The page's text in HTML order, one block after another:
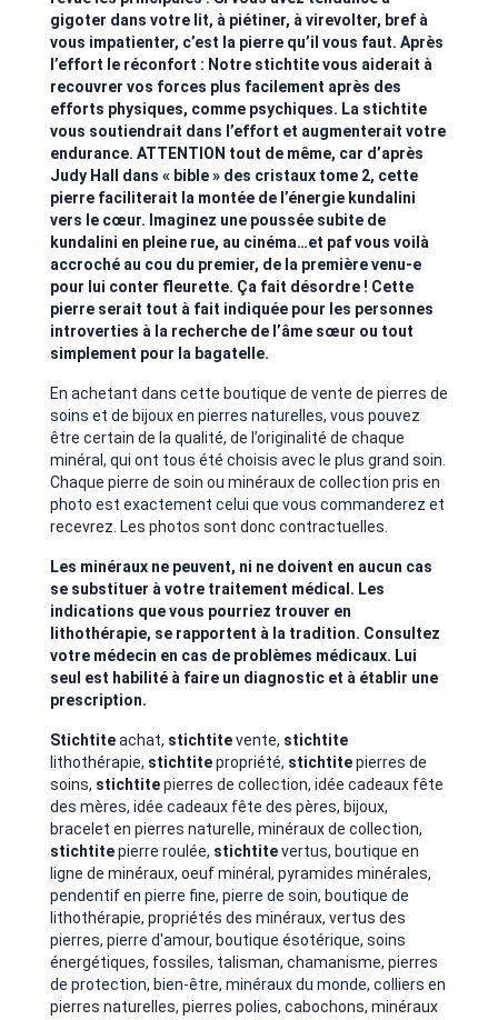
gigoter dans votre lit, à piétiner, à virevolter, bref à
vous impatienter, c’est la pierre qu’il vous faut. Après
l’effort le réconfort : Notre stichtite vous aiderait à
recouvrer vos forces plus facilement après des
efforts physiques, comme psychiques. La stichtite
vous soutiendrait dans l’effort et augmenterait votre
endurance. ATTENTION tout de même, car d’après
Judy Hall dans « bible » des cristaux tome 2, cette
pierre faciliterait la montée de l’énergie kundalini
vers le cœur. Imaginez une poussée subite de
kundalini en pleine rue, au cinéma…et paf vous voilà
accroché au cou du premier, de la première venu-e
pour lui conter fleurette. Ça fait désordre ! Cette
pierre serait tout à fait indiquée pour les personnes
introverties à la recherche de l’âme sœur ou tout
simplement pour la bagatelle.
En achetant dans cette boutique de vente de pierres de
soins et de bijoux en pierres naturelles, vous pouvez
être certain de la qualité, de l’originalité de chaque
minéral, qui ont tous été choisis avec le plus grand soin.
Chaque pierre de soin ou minéraux de collection pris en
photo est exactement celui que vous commanderez et
recevrez. Les photos sont donc contractuelles.
Les minéraux ne peuvent, ni ne doivent en aucun cas
se substituer à votre traitement médical. Les
indications que vous pourriez trouver en
lithothérapie, se rapportent à la tradition. Consultez
votre médecin en cas de problèmes médicaux. Lui
seul est habilité à faire un diagnostic et à établir une
prescription.
Stichtiteachat, stichtitevente, stichtite
lithothérapie, stichtitepropriété, stichtitepierres de
soins, stichtitepierres de collection, idée cadeaux fête
des mères, idée cadeaux fête des pères, bijoux,
bracelet en pierres naturelle, minéraux de collection,
stichtitepierre roulée, stichtitevertus, boutique en
ligne de minéraux, oeuf minéral, pyramides minérales,
pendentif en pierre fine, pierre de soin, boutique de
lithothérapie, propriétés des minéraux, vertus des
pierres, pierre d'amour, boutique ésotérique, soins
énergétiques, fossiles, talisman, chamanisme, pierres
de protection, bien-être, minéraux du monde, colliers en
pierres naturelles, pierres polies, cabochons, minéraux